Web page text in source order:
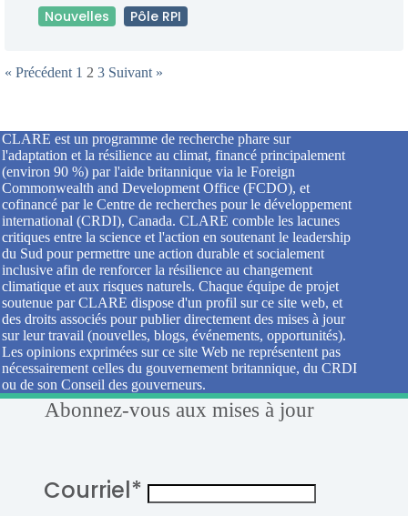
Nouvelles Pôle RPI
« Précédent 1 2 3 Suivant »
CLARE est un programme de recherche phare sur
l'adaptation et la résilience au climat, financé principalement
(environ 90 %) par l'aide britannique via le Foreign
Commonwealth and Development Office (FCDO), et
cofinancé par le Centre de recherches pour le développement
international (CRDI), Canada. CLARE comble les lacunes
critiques entre la science et l'action en soutenant le leadership
du Sud pour permettre une action durable et socialement
inclusive afin de renforcer la résilience au changement
climatique et aux risques naturels. Chaque équipe de projet
soutenue par CLARE dispose d'un profil sur ce site web, et
des droits associés pour publier directement des mises à jour
sur leur travail (nouvelles, blogs, événements, opportunités).
Les opinions exprimées sur ce site Web ne représentent pas
nécessairement celles du gouvernement britannique, du CRDI
ou de son Conseil des gouverneurs.
Abonnez-vous aux mises à jour
Courriel*